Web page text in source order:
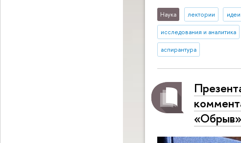
Наука лектории
исследования и аналитика
аспирантура
«Обрыв»